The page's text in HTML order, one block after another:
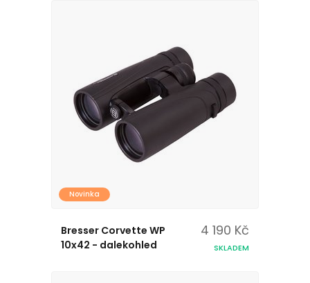
Novinka
Bresser Corvette WP
10x42 - dalekohled
4 190 Kč
SKLADEM